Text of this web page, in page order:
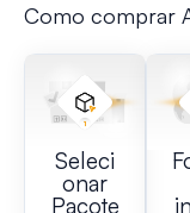
Como comprar
Seleci
onar
Pacote